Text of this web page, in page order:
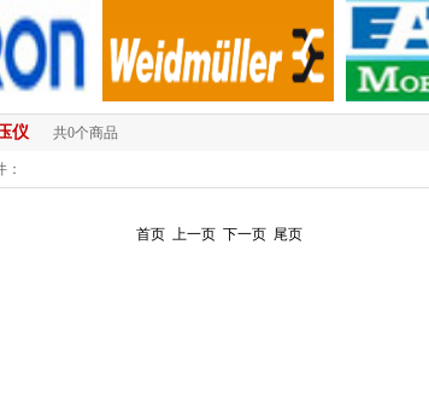
仪 共0个商品
：
首页 上一页 下一页 尾页